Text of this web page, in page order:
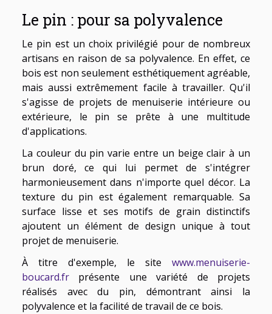
Le pin : pour sa polyvalence
Le pin est un choix privilégié pour de nombreux
artisans en raison de sa polyvalence. En effet, ce
bois est non seulement esthétiquement agréable,
mais aussi extrêmement facile à travailler. Qu'il
s'agisse de projets de menuiserie intérieure ou
extérieure, le pin se prête à une multitude
d'applications.
La couleur du pin varie entre un beige clair à un
brun doré, ce qui lui permet de s'intégrer
harmonieusement dans n'importe quel décor. La
texture du pin est également remarquable. Sa
surface lisse et ses motifs de grain distinctifs
ajoutent un élément de design unique à tout
projet de menuiserie.
À titre d'exemple, le site www.menuiserie-
boucard.fr présente une variété de projets
réalisés avec du pin, démontrant ainsi la
polyvalence et la facilité de travail de ce bois.